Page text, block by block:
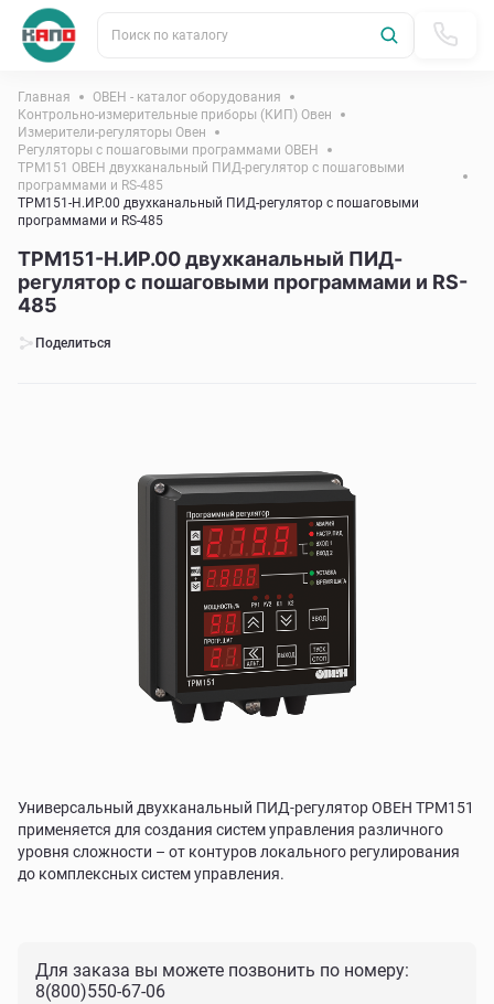
Поиск по каталогу
Главная
ОВЕН - каталог оборудования
Контрольно-измерительные приборы (КИП) Овен
Измерители-регуляторы Овен
Регуляторы с пошаговыми программами ОВЕН
ТРМ151 ОВЕН двухканальный ПИД-регулятор с пошаговыми
программами и RS-485
ТРМ151-Н.ИР.00 двухканальный ПИД-регулятор с пошаговыми
программами и RS-485
ТРМ151-Н.ИР.00 двухканальный ПИД-
регулятор с пошаговыми программами и RS-
485
Поделиться
Универсальный двухканальный ПИД-регулятор ОВЕН ТРМ151
применяется для создания систем управления различного
уровня сложности – от контуров локального регулирования
до комплексных систем управления.
Для заказа вы можете позвонить по номеру:
8(800)550-67-06